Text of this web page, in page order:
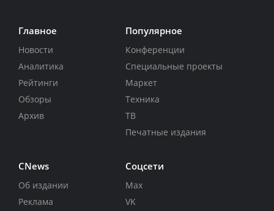
Главное
Новости
Аналитика
Рейтинги
Обзоры
Архив
Популярное
Конференции
Специальные проекты
Маркет
Техника
ТВ
Печатные издания
CNews
Об издании
Реклама
Соцсети
Max
VK